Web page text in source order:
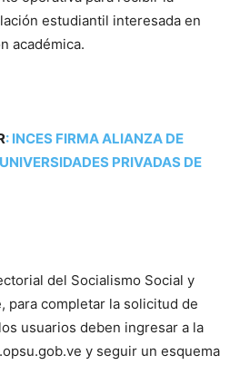
estudiantil interesada en
académica.
: INCES FIRMA ALIANZA DE
PRIVADAS DE
del Socialismo Social y
para completar la solicitud de
usuarios deben ingresar a la
y seguir un esquema